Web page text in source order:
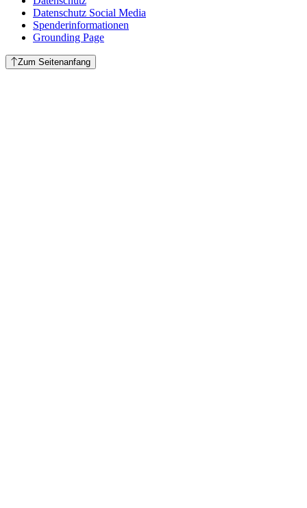
Datenschutz Social Media
Spenderinformationen
Grounding Page
Zum Seitenanfang